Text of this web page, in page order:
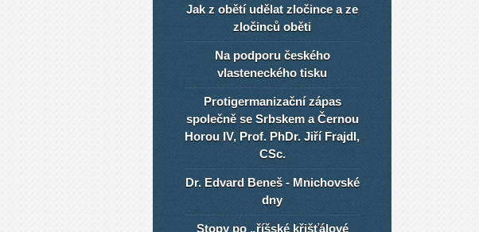
Jak z obětí udělat zločince a ze
zločinců oběti
Na podporu českého
vlasteneckého tisku
Protigermanizační zápas
společně se Srbskem a Černou
Horou IV, Prof. PhDr. Jiří Frajdl,
CSc.
Dr. Edvard Beneš - Mnichovské
dny
Stopy po „říšské křišťálové